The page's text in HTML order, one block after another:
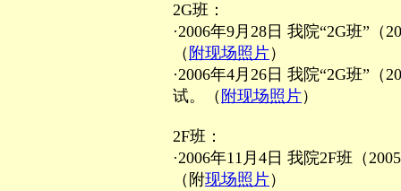
2G班：
·2006年9月28日 我院“2G班”
（ 附现场照片）
·2006年4月26日 我院“2G班”（
试。（ 附现场照片）
2F班：
·2006年11月4日 我院2F班（
（附现场照片）